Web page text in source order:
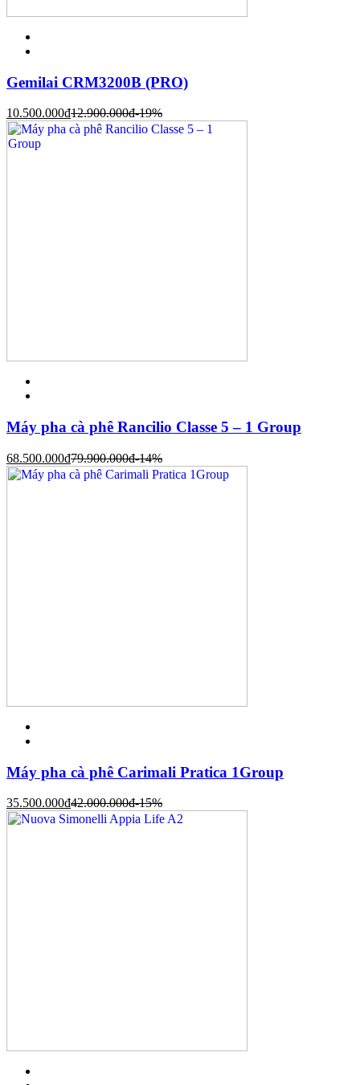
Gemilai CRM3200B (PRO)
10.500.000đ12.900.000đ-19%
Máy pha cà phê Rancilio Classe 5 – 1 Group
68.500.000đ79.900.000đ-14%
Máy pha cà phê Carimali Pratica 1Group
35.500.000đ42.000.000đ-15%